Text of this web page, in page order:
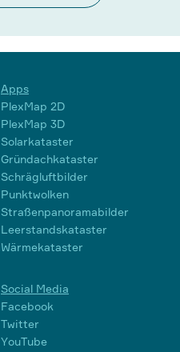
Apps
PlexMap 2D
PlexMap 3D
Solarkataster
Gründachkataster
Schrägluftbilder
Punktwolken
Straßenpanoramabilder
Leerstandskataster
Wärmekataster
Social Media
Facebook
Twitter
YouTube